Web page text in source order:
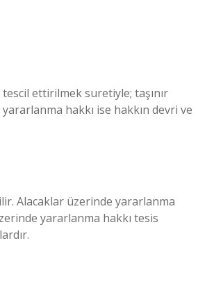
ettirilmek suretiyle; taşınır
hakkı ise hakkın devri ve
Alacaklar üzerinde yararlanma
yararlanma hakkı tesis